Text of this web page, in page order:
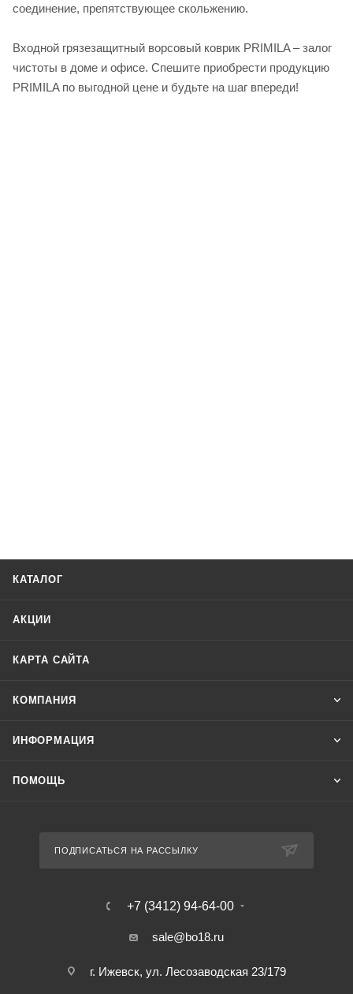
соединение, препятствующее скольжению.
Входной грязезащитный ворсовый коврик PRIMILA – залог
чистоты в доме и офисе. Спешите приобрести продукцию
PRIMILA по выгодной цене и будьте на шаг впереди!
КАТАЛОГ
АКЦИИ
КАРТА САЙТА
КОМПАНИЯ
ИНФОРМАЦИЯ
ПОМОЩЬ
ПОДПИСАТЬСЯ НА РАССЫЛКУ
+7 (3412) 94-64-00
sale@bo18.ru
г. Ижевск, ул. Лесозаводская 23/179